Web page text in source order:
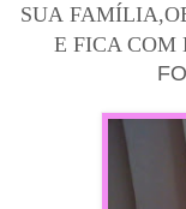
SUA
E FICA COM